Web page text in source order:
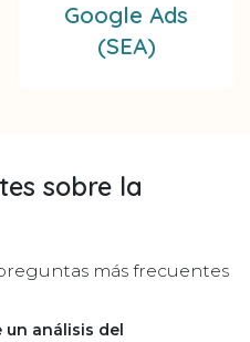
Google Ads
(SEA)
sobre la
más frecuentes
un análisis del